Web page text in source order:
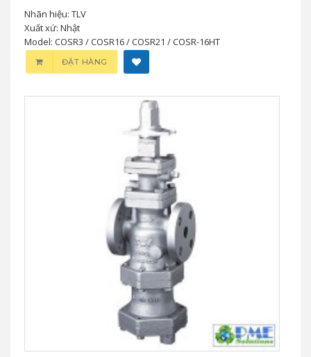
Nhãn hiệu: TLV
Xuất xứ: Nhật
Model: COSR3 / COSR16 / COSR21 / COSR-16HT
ĐẶT HÀNG